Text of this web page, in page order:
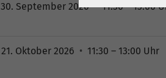
30. September 2026 • 11:30 – 13:00
21. Oktober 2026 • 11:30 – 13:00 Uhr